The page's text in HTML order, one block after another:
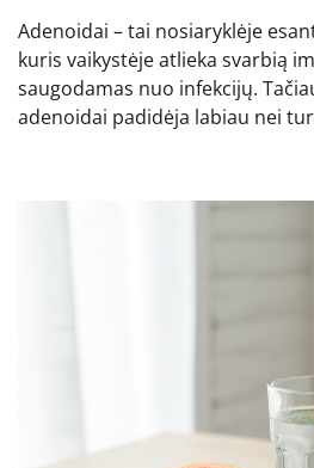
Adenoidai – tai nosiaryklėje
kuris vaikystėje atlieka svarbią
saugodamas nuo infekcijų.
adenoidai padidėja labiau nei